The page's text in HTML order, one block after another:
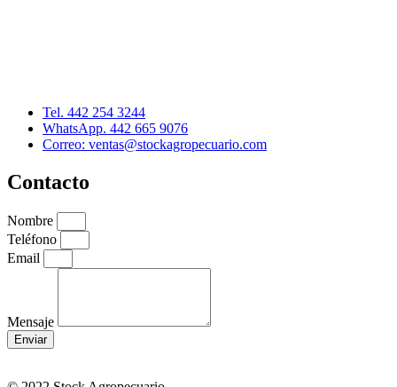
Tel. 442 254 3244
WhatsApp. 442 665 9076
Correo: ventas@stockagropecuario.com
Contacto
Nombre
Teléfono
Email
Mensaje
Enviar